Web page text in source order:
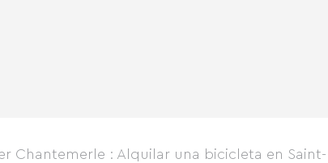
Chantemerle : Alquilar una bicicleta en Saint-